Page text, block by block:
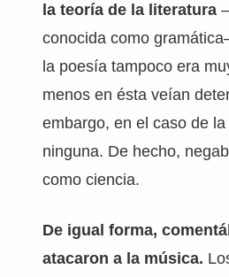
la teoría de la literatura
conocida como
la poesía tampoco era
menos en ésta veían
embargo, en el caso de
ninguna. De hecho,
como ciencia.
De igual forma,
atacaron a la música.